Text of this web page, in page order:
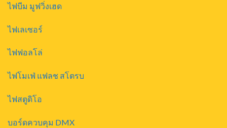
ไฟบีม มูฟวิ่งเฮด
ไฟเลเซอร์
ไฟฟอลโล่
ไฟโมเฟ่ แฟลช สโตรบ
ไฟสตูดิโอ
บอร์ดควบคุม DMX